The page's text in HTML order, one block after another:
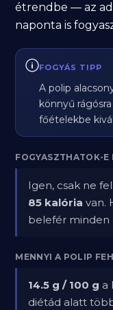
étrendbe — az
naponta is
FOGYÁS TIPP
A polip
könnyű
főételekbe
FOGYASZTHATOK-
Igen, csak ne
85 kalória van.
belefér minden
MENNYI A POLIP
14.5 g / 100 g a
diétád alatt